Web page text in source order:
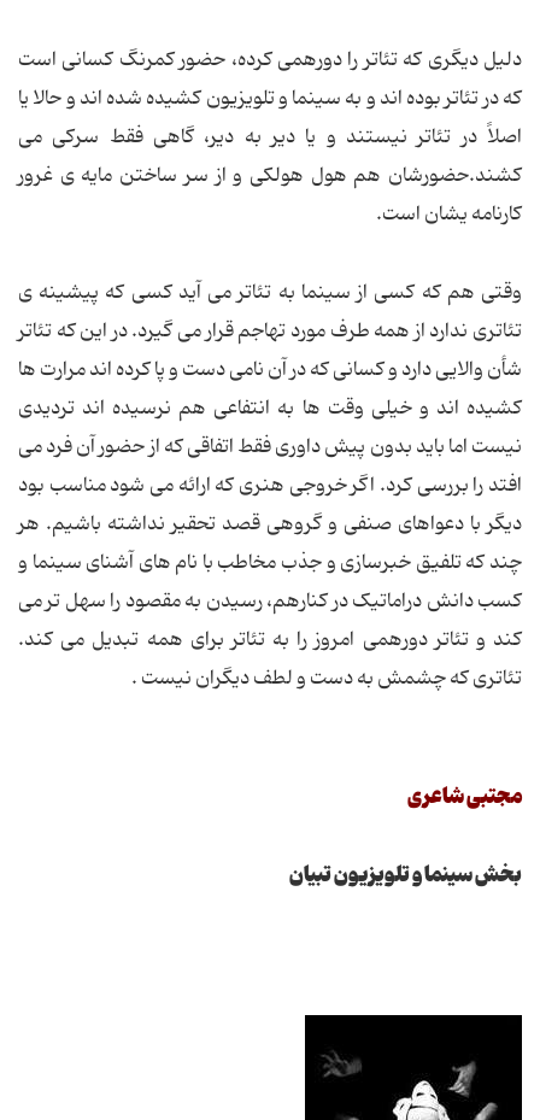
دلیل دیگری که تئاتر را دورهمی کرده، حضور کمرنگ کسانی است
که در تئاتر بوده اند و به سینما و تلویزیون کشیده شده اند و حالا یا
اصلاً در تئاتر نیستند و یا دیر به دیر، گاهی فقط سرکی می
کشند.حضورشان هم هول هولکی و از سر ساختن مایه ی غرور
کارنامه یشان است.
وقتی هم که کسی از سینما به تئاتر می آید کسی که پیشینه ی
تئاتری ندارد از همه طرف مورد تهاجم قرار می گیرد. در این که تئاتر
شأن والایی دارد و کسانی که در آن نامی دست و پا کرده اند مرارت ها
کشیده اند و خیلی وقت ها به انتفاعی هم نرسیده اند تردیدی
نیست اما باید بدون پیش داوری فقط اتفاقی که از حضور آن فرد می
افتد را بررسی کرد. اگر خروجی هنری که ارائه می شود مناسب بود
دیگر با دعواهای صنفی و گروهی قصد تحقیر نداشته باشیم. هر
چند که تلفیق خبرسازی و جذب مخاطب با نام های آشنای سینما و
کسب دانش دراماتیک در کنارهم، رسیدن به مقصود را سهل تر می
کند و تئاتر دورهمی امروز را به تئاتر برای همه تبدیل می کند.
تئاتری که چشمش به دست و لطف دیگران نیست .
مجتبی شاعری
بخش سینما و تلویزیون تبیان